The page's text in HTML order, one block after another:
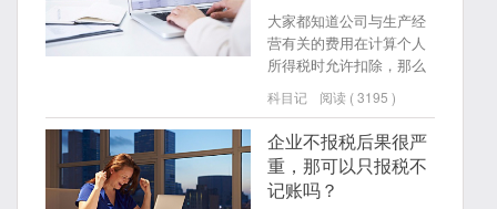
大家都知道公司与生产经
营有关的费用在计算个人
所得税时允许扣除，那么
如果这些支出是与生产经
营无关的支出，该怎么处
理呢？如果遇到生产和非
生产费用难以区分的情况
该怎么办呢？小科从以下
两个方面进行分析。
科目记 阅读 ( 3195 )
企业不报税后果很严
重，那可以只报税不
记账吗？